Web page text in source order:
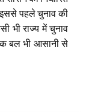
इससे पहले चुनाव की
भी राज्य में चुनाव
बल भी आसानी से